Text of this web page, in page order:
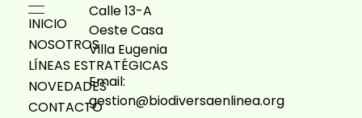
INICIO
NOSOTROS
LÍNEAS ESTRATÉGICAS
NOVEDADES
CONTACTO
Calle 13-A
Oeste Casa
Villa Eugenia
Email:
gestion@biodiversaenlinea.org